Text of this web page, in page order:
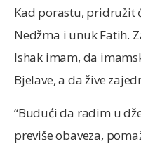
Kad porastu, pridružit
Nedžma i unuk Fatih.
Ishak imam, da
Bjelave, a da žive
“Budući da radim u
previše obaveza,